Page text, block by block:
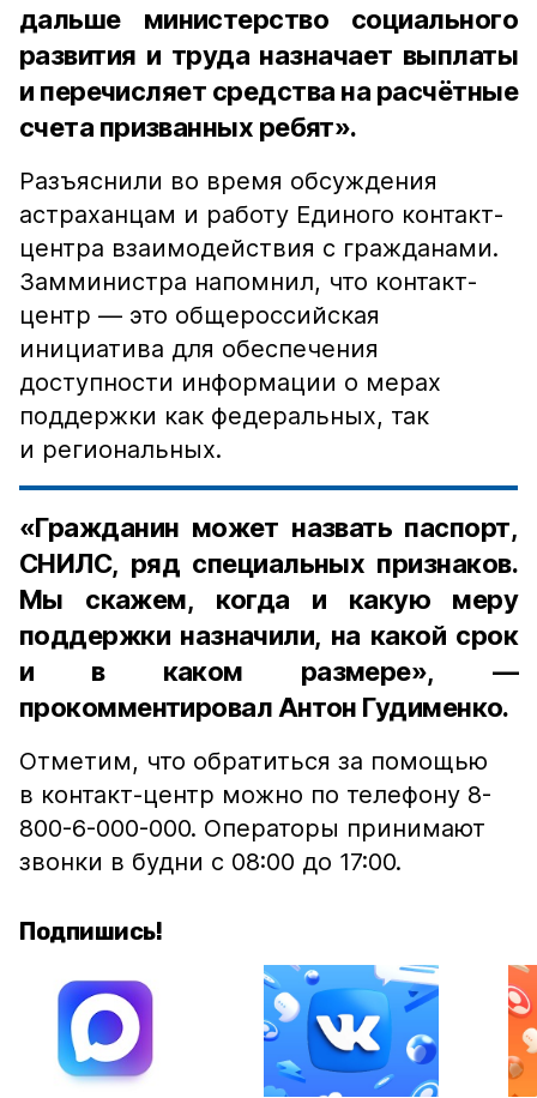
дальше министерство социального
развития и труда назначает выплаты
и перечисляет средства на расчётные
счета призванных ребят».
Разъяснили во время обсуждения
астраханцам и работу Единого контакт-
центра взаимодействия с гражданами.
Замминистра напомнил, что контакт-
центр — это общероссийская
инициатива для обеспечения
доступности информации о мерах
поддержки как федеральных, так
и региональных.
«Гражданин может назвать паспорт,
СНИЛС, ряд специальных признаков.
Мы скажем, когда и какую меру
поддержки назначили, на какой срок
и в каком размере», —
прокомментировал Антон Гудименко.
Отметим, что обратиться за помощью
в контакт-центр можно по телефону 8-
800-6-000-000. Операторы принимают
звонки в будни с 08:00 до 17:00.
Подпишись!